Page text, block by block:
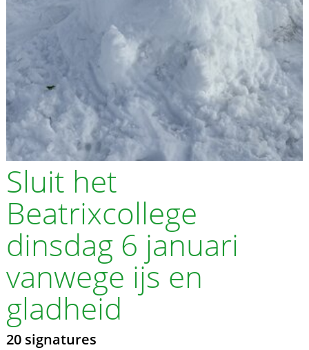
Sluit het
Beatrixcollege
dinsdag 6 januari
vanwege ijs en
gladheid
20 signatures